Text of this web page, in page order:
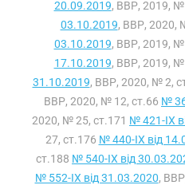
20.09.2019, ВВР, 2019, №
03.10.2019, ВВР, 2020,
03.10.2019, ВВР, 2019, №
17.10.2019, ВВР, 2019, №
31.10.2019, ВВР, 2020, № 2,
ВВР, 2020, № 12, ст.66 №
2020, № 25, ст.171 № 421-IX
27, ст.176 № 440-IX від
ст.188 № 540-IX від
№ 552-IX від 31.03.2020,